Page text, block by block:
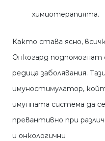
химиотерапията.
Както става ясно,
Онкогард подпомогнат
редица заболявания.
имуностимулатор,
имунната система да
превантивно при
и онкологични